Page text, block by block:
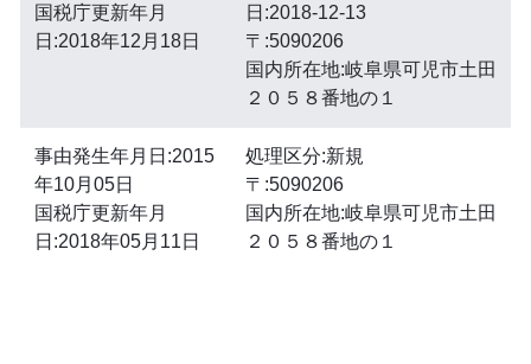
国税庁更新年月
日:2018年12月18日
日:2018-12-13
〒:5090206
国内所在地:岐阜県可児市土田
２０５８番地の１
事由発生年月日:2015
年10月05日
国税庁更新年月
日:2018年05月11日
処理区分:新規
〒:5090206
国内所在地:岐阜県可児市土田
２０５８番地の１